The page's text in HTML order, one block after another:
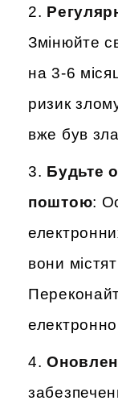
Змінюйте
на 3-6
ризик
вже був
Будьте
поштою:
вони